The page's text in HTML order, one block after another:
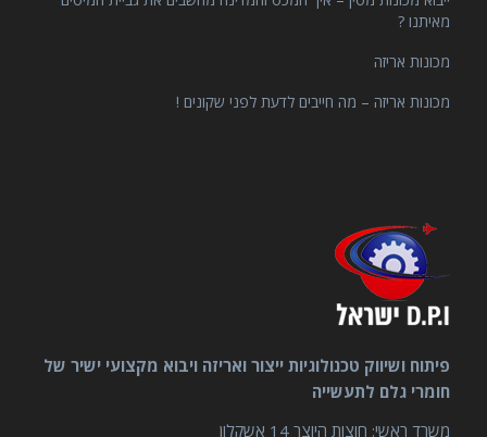
מאיתנו ?
מכונות אריזה
מכונות אריזה – מה חייבים לדעת לפני שקונים !
פיתוח ושיווק טכנולוגיות ייצור ואריזה ויבוא מקצועי ישיר של
חומרי גלם לתעשייה
משרד ראשי: חוצות היוצר 14 אשקלון